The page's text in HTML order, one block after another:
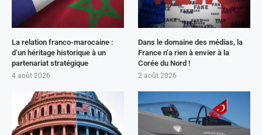
La relation franco-marocaine :
d’un héritage historique à un
partenariat stratégique
4 août 2026
Dans le domaine des médias, la
France n’a rien à envier à la
Corée du Nord !
2 août 2026